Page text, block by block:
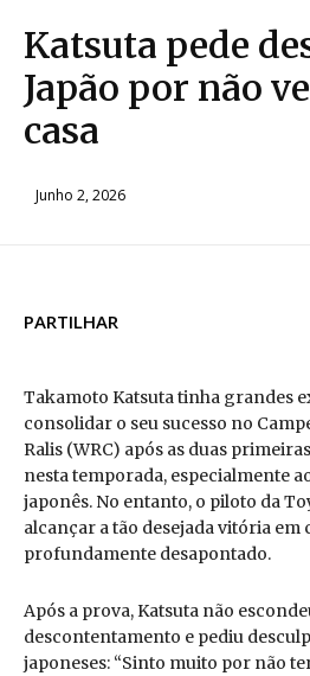
Katsuta pede
Japão por não
casa
Junho 2, 2026
PARTILHAR
Takamoto Katsuta tinha grandes
consolidar o seu sucesso no
Ralis (WRC) após as duas
nesta temporada, especialmente
japonês. No entanto, o piloto da
alcançar a tão desejada vitória em
profundamente desapontado.
Após a prova, Katsuta não
descontentamento e pediu
japoneses: “Sinto muito por não